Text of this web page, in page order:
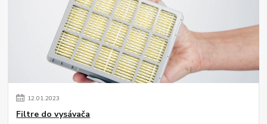
12.01.2023
Filtre do vysávača